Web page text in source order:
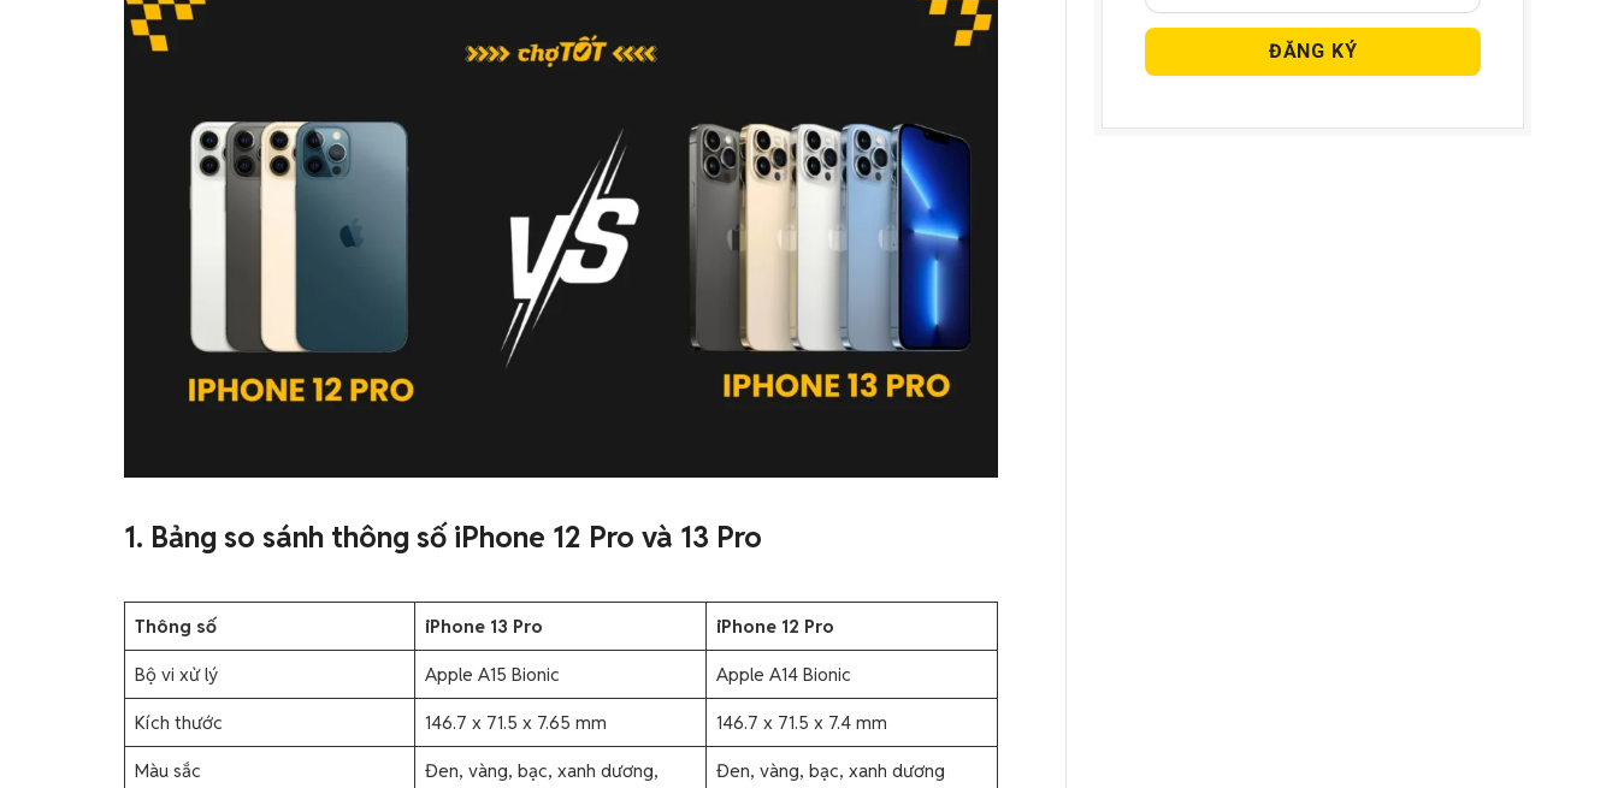
1. Bảng so sánh thông số iPhone 12 Pro và 13 Pro
Thông số iPhone 13 Pro iPhone 12 Pro
Bộ vi xử lý Apple A15 Bionic Apple A14 Bionic
Kích thước 146.7 x 71.5 x 7.65 mm 146.7 x 71.5 x 7.4 mm
Màu sắc
Đen, vàng, bạc, xanh dương,
Đen, vàng, bạc, xanh dương